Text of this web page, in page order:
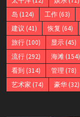
岛 (124) 工作(63)
建议 (41) 恢复 (64)
旅行(100) 显示(45)
流行(292) 海滩(154)
看到 (314) 管理 (78)
艺术家 (74) 豪华(32)